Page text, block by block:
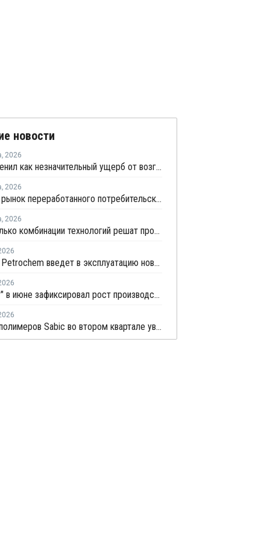
новости
, 2026
НКНХ оценил как незначительный ущерб от возгорания на линии полистирола
, 2026
Мировой рынок переработанного потребительского пластика к 2033 году вырастет в два раза
, 2026
BASF: только комбинации технологий решат проблему переработки инженерных пластиков
Supreme Petrochem введет в эксплуатацию новую линию по производству полистирола
"Росстат" в июне зафиксировал рост производства в основных группах пластмасс
Экспорт полимеров Sabic во втором квартале увеличился более чем вдвое через Янбу на фоне напряженности в Ормузском проливе